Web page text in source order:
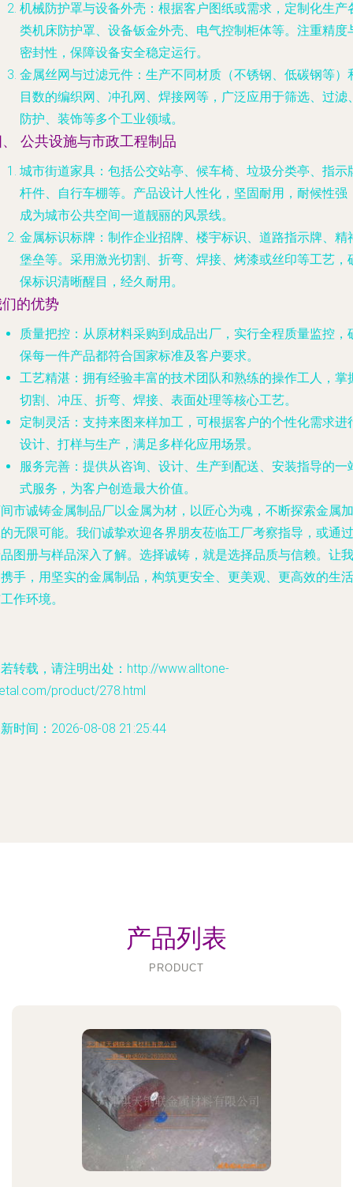
机械防护罩与设备外壳 ：根据客户图纸或需求，定制化生产
类机床防护罩、设备钣金外壳、电气控制柜体等。注重精度
密封性，保障设备安全稳定运行。
金属丝网与过滤元件 ：生产不同材质（不锈钢、低碳钢等）
目数的编织网、冲孔网、焊接网等，广泛应用于筛选、过滤
防护、装饰等多个工业领域。
公共设施与市政工程制品
城市街道家具 ：包括公交站亭、候车椅、垃圾分类亭、指示
杆件、自行车棚等。产品设计人性化，坚固耐用，耐候性强
成为城市公共空间一道靓丽的风景线。
金属标识标牌 ：制作企业招牌、楼宇标识、道路指示牌、精
堡垒等。采用激光切割、折弯、焊接、烤漆或丝印等工艺，
保标识清晰醒目，经久耐用。
的优势
质量把控 ：从原材料采购到成品出厂，实行全程质量监控，
保每一件产品都符合国家标准及客户要求。
工艺精湛 ：拥有经验丰富的技术团队和熟练的操作工人，掌
切割、冲压、折弯、焊接、表面处理等核心工艺。
定制灵活 ：支持来图来样加工，可根据客户的个性化需求进
设计、打样与生产，满足多样化应用场景。
服务完善 ：提供从咨询、设计、生产到配送、安装指导的一
式服务，为客户创造最大价值。
市诚铸金属制品厂以金属为材，以匠心为魂，不断探索金属加
无限可能。我们诚挚欢迎各界朋友莅临工厂考察指导，或通过
图册与样品深入了解。选择诚铸，就是选择品质与信赖。让我
手，用坚实的金属制品，构筑更安全、更美观、更高效的生活
作环境。
转载，请注明出处：http://www.alltone-
product/278.html
时间：2026-08-08 21:25:44
产品列表
PRODUCT